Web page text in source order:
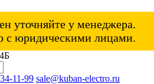
уточняйте у менеджера.
с юридическими лицами.
11-99 sale@kuban-electro.ru